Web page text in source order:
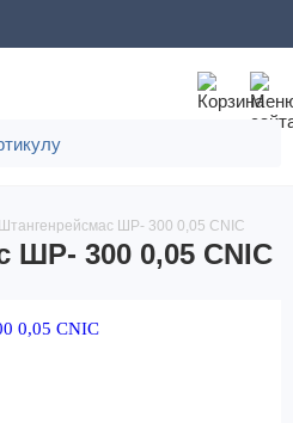
Штангенрейсмас ШР- 300 0,05 CNIC
ШР- 300 0,05 CNIC